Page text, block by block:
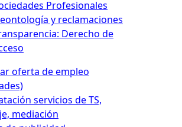
Profesionales
y reclamaciones
Derecho de
oferta de empleo
servicios de TS,
mediación